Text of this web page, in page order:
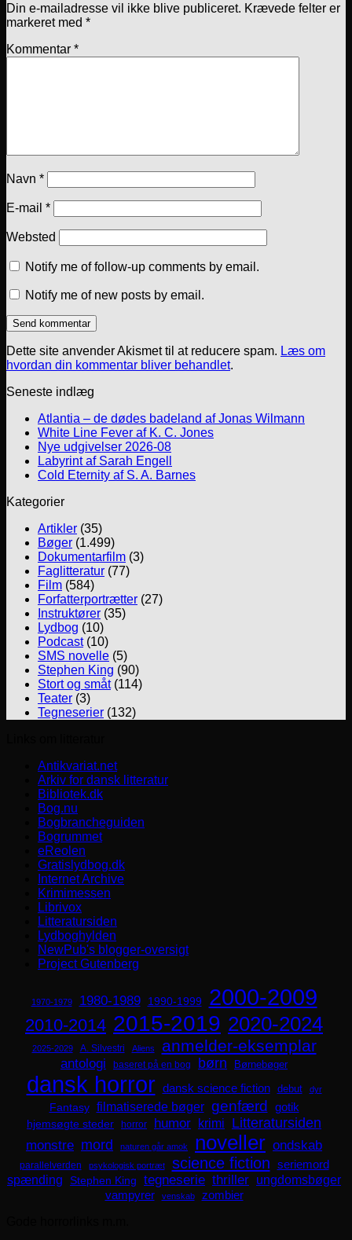
Din e-mailadresse vil ikke blive publiceret. Krævede felter er
markeret med *
Kommentar *
Navn *
E-mail *
Websted
Notify me of follow-up comments by email.
Notify me of new posts by email.
Dette site anvender Akismet til at reducere spam. Læs om
hvordan din kommentar bliver behandlet.
Seneste indlæg
Atlantia – de dødes badeland af Jonas Wilmann
White Line Fever af K. C. Jones
Nye udgivelser 2026-08
Labyrint af Sarah Engell
Cold Eternity af S. A. Barnes
Kategorier
Artikler (35)
Bøger (1.499)
Dokumentarfilm (3)
Faglitteratur (77)
Film (584)
Forfatterportrætter (27)
Instruktører (35)
Lydbog (10)
Podcast(10)
SMS novelle (5)
Stephen King (90)
Stort og småt(114)
Teater (3)
Tegneserier (132)
Antikvariat.net
Arkiv for dansk litteratur
Bibliotek.dk
Bog.nu
Bogbrancheguiden
Bogrummet
eReolen
Gratislydbog.dk
Internet Archive
Krimimessen
Librivox
Litteratursiden
Lydboghylden
NewPub's blogger-oversigt
Project Gutenberg
1970-1979 1980-1989 1990-1999 2000-2009
2010-2014 2015-2019 2020-2024
2025-2029 A. Silvestri Aliens anmelder-eksemplar
antologi baseret på en bog børn Børnebøger
dansk horror dansk science fiction debut dyr
Fantasy filmatiserede bøger genfærd
gotik
hjemsøgte steder
horror humor krimi Litteratursiden
monstre mord naturen går amok noveller ondskab
parallelverden psykologisk portræt science fiction seriemord
spænding Stephen King tegneserie thriller ungdomsbøger
vampyrer venskab
zombier